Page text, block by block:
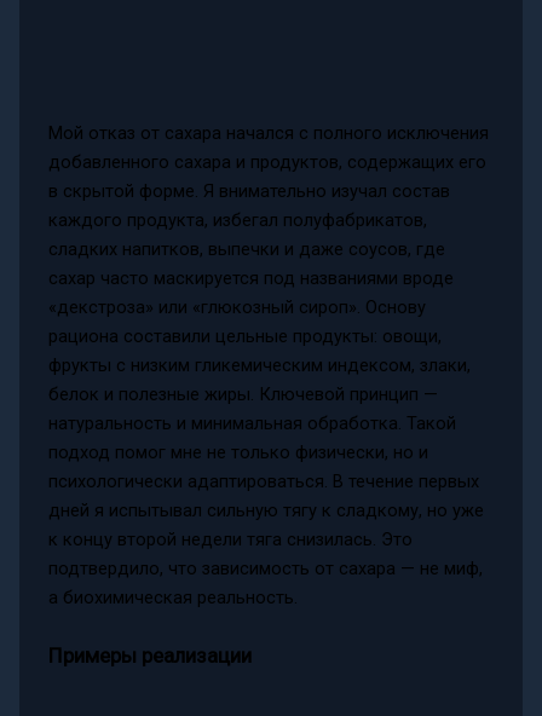
Мой отказ от сахара начался с полного исключения
добавленного сахара и продуктов, содержащих его
в скрытой форме. Я внимательно изучал состав
каждого продукта, избегал полуфабрикатов,
сладких напитков, выпечки и даже соусов, где
сахар часто маскируется под названиями вроде
«декстроза» или «глюкозный сироп». Основу
рациона составили цельные продукты: овощи,
фрукты с низким гликемическим индексом, злаки,
белок и полезные жиры. Ключевой принцип —
натуральность и минимальная обработка. Такой
подход помог мне не только физически, но и
психологически адаптироваться. В течение первых
дней я испытывал сильную тягу к сладкому, но уже
к концу второй недели тяга снизилась. Это
подтвердило, что зависимость от сахара — не миф,
а биохимическая реальность.
Примеры реализации